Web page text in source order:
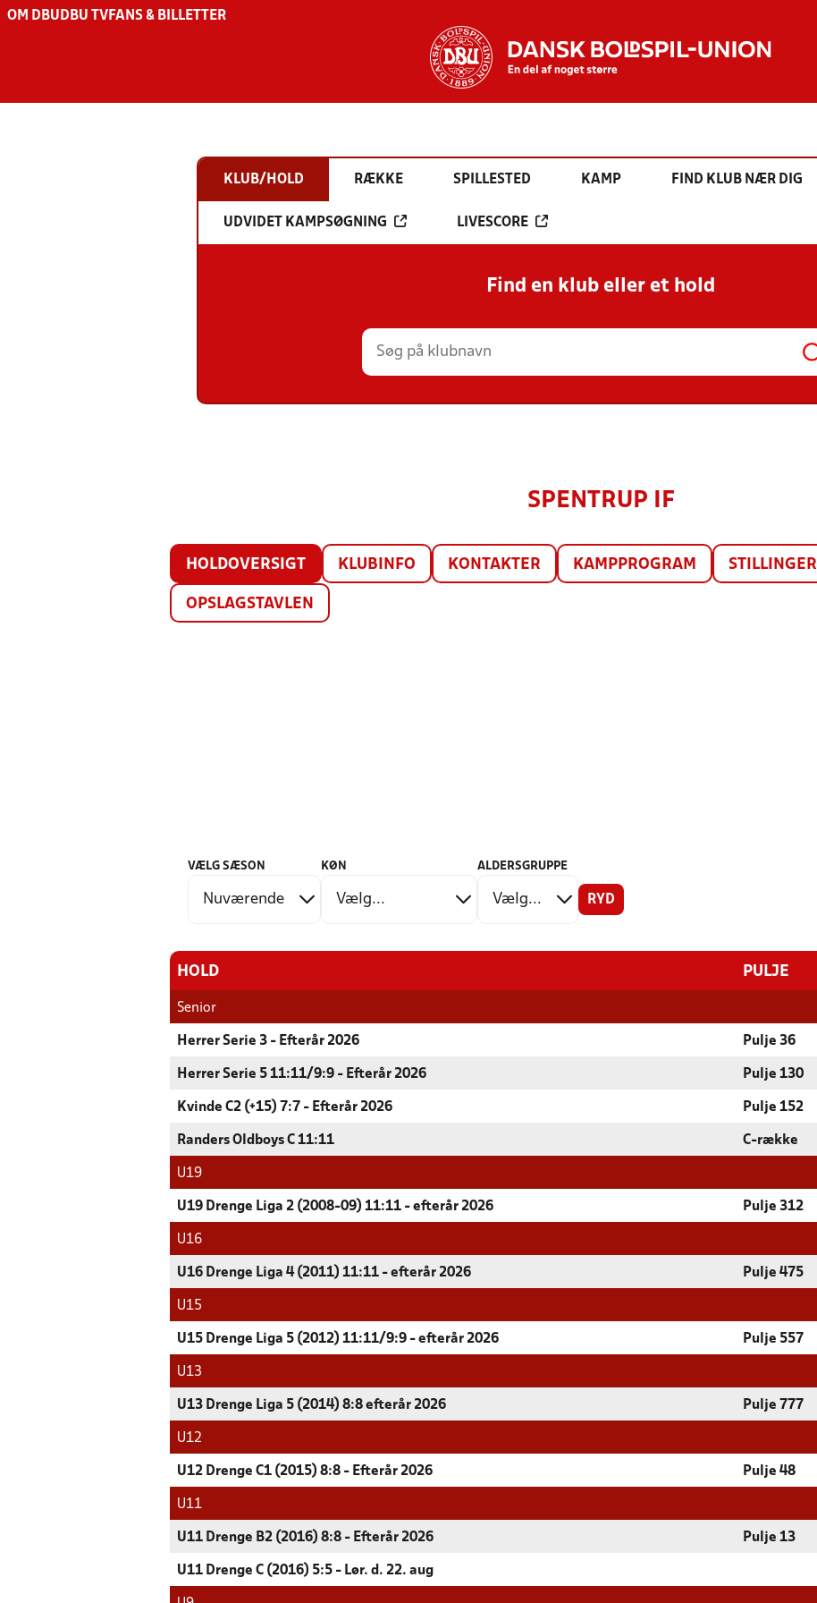
OM DBU DBU TV FANS & BILLETTER
KLUB/HOLD RÆKKE SPILLESTED KAMP FIND KLUB NÆR DIG
UDVIDET KAMPSØGNING LIVESCORE
Find en klub eller et hold
SPENTRUP IF
HOLDOVERSIGT KLUBINFO KONTAKTER KAMPPROGRAM STILLINGER
OPSLAGSTAVLEN
VÆLG SÆSON KØN ALDERSGRUPPE
RYD
HOLD PULJE
Senior
Herrer Serie 3 - Efterår 2026 Pulje 36
Herrer Serie 5 11:11/9:9 - Efterår 2026 Pulje 130
Kvinde C2 (+15) 7:7 - Efterår 2026 Pulje 152
Randers Oldboys C 11:11 C-række
U19
U19 Drenge Liga 2 (2008-09) 11:11 - efterår 2026 Pulje 312
U16
U16 Drenge Liga 4 (2011) 11:11 - efterår 2026 Pulje 475
U15
U15 Drenge Liga 5 (2012) 11:11/9:9 - efterår 2026 Pulje 557
U13
U13 Drenge Liga 5 (2014) 8:8 efterår 2026 Pulje 777
U12
U12 Drenge C1 (2015) 8:8 - Efterår 2026 Pulje 48
U11
U11 Drenge B2 (2016) 8:8 - Efterår 2026 Pulje 13
U11 Drenge C (2016) 5:5 - Lør. d. 22. aug